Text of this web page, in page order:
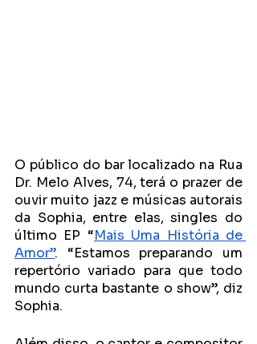
O público do bar localizado na Rua
Dr. Melo Alves, 74, terá o prazer de
ouvir muito jazz e músicas autorais
da Sophia, entre elas, singles do
último EP “Mais Uma História de
Amor”. “Estamos preparando um
repertório variado para que todo
mundo curta bastante o show”, diz
Sophia.